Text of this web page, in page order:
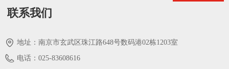
联系我们
地址： 南京市玄武区珠江路648号数码港02栋1203室
电话： 025-83608616